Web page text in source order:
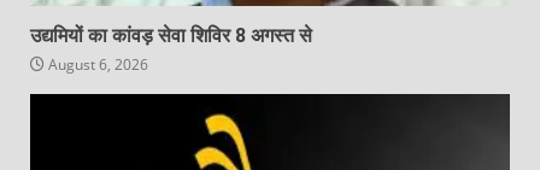
उद्यमियों का कांवड़ सेवा शिविर 8 अगस्त से
August 6, 2026